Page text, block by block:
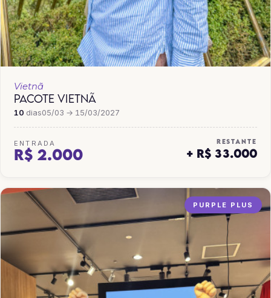
Vietnã
PACOTE VIETNÃ
10 dias05/03 → 15/03/2027
ENTRADA
R$ 2.000
RESTANTE
+ R$ 33.000
PURPLE PLUS